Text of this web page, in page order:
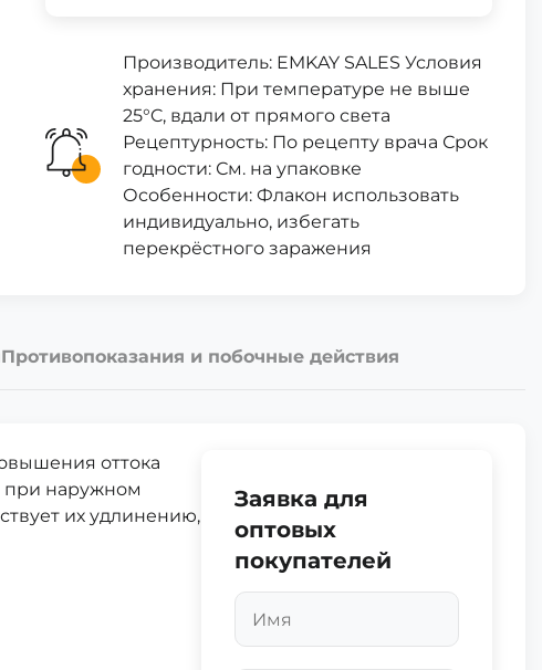
Производитель: EMKAY SALES Условия
хранения: При температуре не выше
25°C, вдали от прямого света
Рецептурность: По рецепту врача Срок
годности: См. на упаковке
Особенности: Флакон использовать
индивидуально, избегать
перекрёстного заражения
Противопоказания и побочные действия
оттока
при наружном
их удлинению,
Заявка для
оптовых
покупателей